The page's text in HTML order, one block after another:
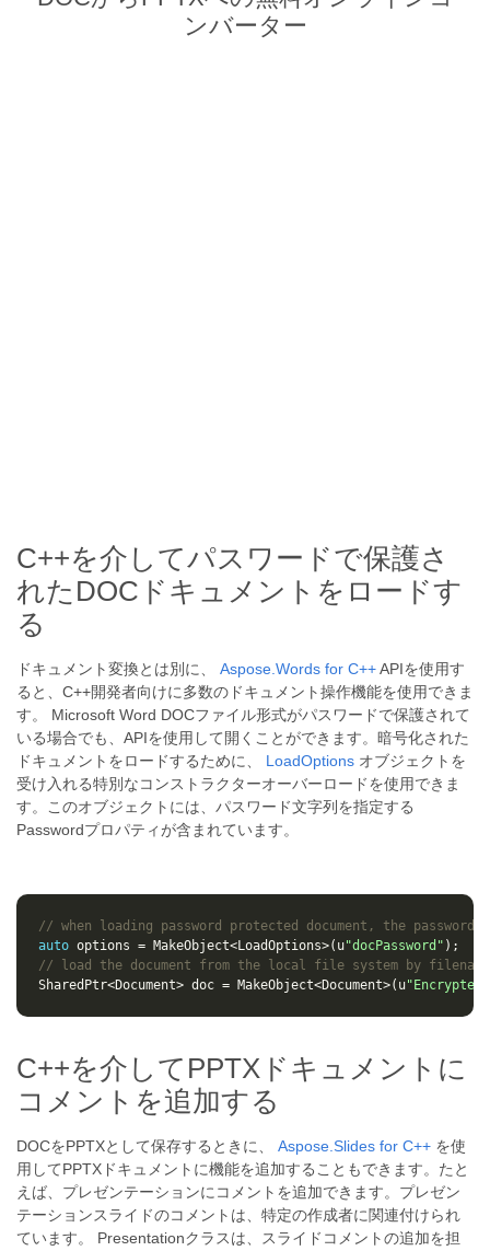
ンバーター
C++を介してパスワードで保護さ
れたDOCドキュメントをロードす
る
ドキュメント変換とは別に、 Aspose.Words for C++APIを使用す
ると、C++開発者向けに多数のドキュメント操作機能を使用できま
す。 Microsoft Word DOCファイル形式がパスワードで保護されて
いる場合でも、APIを使用して開くことができます。暗号化された
ドキュメントをロードするために、 LoadOptions オブジェクトを
受け入れる特別なコンストラクターオーバーロードを使用できま
す。このオブジェクトには、パスワード文字列を指定する
Passwordプロパティが含まれています。
// when loading password protected document, the
auto options = MakeObject<LoadOptions>( u"docPassword" );
// load the document from the local file system by
SharedPtr<Document> doc = MakeObject<Document>( u
C++を介してPPTXドキュメントに
コメントを追加する
DOCをPPTXとして保存するときに、 Aspose.Slides for C++ を使
用してPPTXドキュメントに機能を追加することもできます。たと
えば、プレゼンテーションにコメントを追加できます。プレゼン
テーションスライドのコメントは、特定の作成者に関連付けられ
ています。 Presentationクラスは、スライドコメントの追加を担